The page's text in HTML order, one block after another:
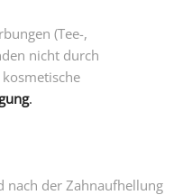
(Tee-,
nicht durch
.
nach der Zahnaufhellung